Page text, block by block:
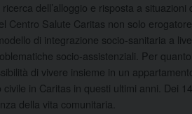
dell’alloggio e risposta a situazioni
Centro Salute Caritas non solo
di integrazione socio-sanitaria a
socio-assistenziali. Per
di vivere insieme in un
in Caritas in questi ultimi anni. Dei
della vita comunitaria.